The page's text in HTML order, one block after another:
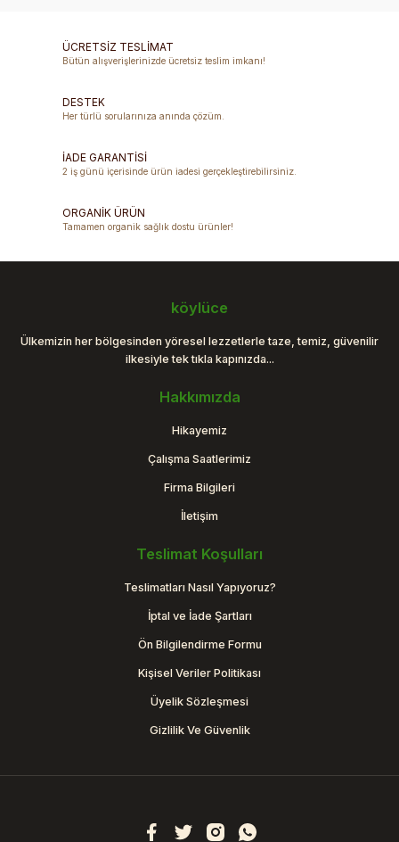
Ürün açıklamasında eksik bilgiler bulunuyor.
Ürün fiyatı diğer sitelerden daha pahalı.
Bu ürüne benzer farklı alternatifler olmalı.
ÜCRETSİZ TESLİMAT
Bütün alışverişlerinizde ücretsiz teslim imkanı!
DESTEK
Her türlü sorularınıza anında çözüm.
İADE GARANTİSİ
2 iş günü içerisinde ürün iadesi gerçekleştirebilirsiniz.
ORGANİK ÜRÜN
Tamamen organik sağlık dostu ürünler!
köylüce
Ülkemizin her bölgesinden yöresel lezzetlerle taze, temiz, güvenilir
ilkesiyle tek tıkla kapınızda...
Hakkımızda
Hikayemiz
Çalışma Saatlerimiz
Firma Bilgileri
İletişim
Teslimat Koşulları
Teslimatları Nasıl Yapıyoruz?
İptal ve İade Şartları
Ön Bilgilendirme Formu
Kişisel Veriler Politikası
Üyelik Sözleşmesi
Gizlilik Ve Güvenlik